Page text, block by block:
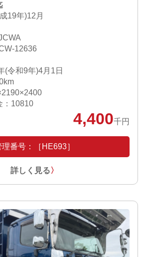
19年)12月
12636
(令和9年)4月1日
：10810
4,400千円
理番号：［HE693］
詳しく見る〉